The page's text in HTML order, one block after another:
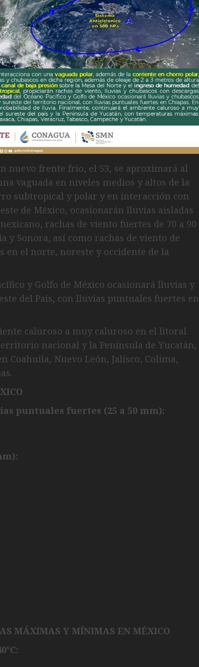
nuevo frente frío, el 53, se aproximará al
vaguada en niveles medios y altos de la
subtropical y polar y en interacción con
de México, ocasionarán lluvias aisladas
rachas de viento fuertes de 70 a 90
y Sonora, así como rachas de viento de
en el norte, noreste y occidente de la
y Golfo de México ocasionará lluvias y
del País, con lluvias puntuales fuertes en
caluroso a muy caluroso en el litoral
nacional y la Península de Yucatán,
Coahuila, Nuevo León, Jalisco, Colima,
puntuales fuertes (25 a 50 mm):
MÁXIMAS Y MÍNIMAS EN MÉXICO